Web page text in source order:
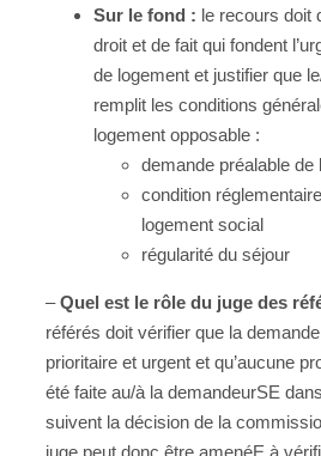
Sur le fond : le recours doit
droit et de fait qui fondent
de logement et justifier que
remplit les conditions
logement opposable :
demande préalable de
condition
logement social
régularité du séjour
–Quel est le rôle du juge des
référés doit vérifier que la
prioritaire et urgent et qu’aucune
été faite au/à la demandeurSE
suivent la décision de la
juge peut donc être amenéE à